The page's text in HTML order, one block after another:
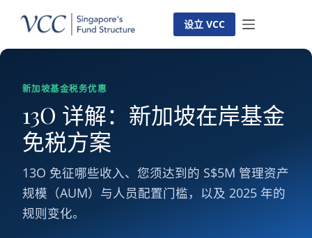
容
设立 VCC
新加坡基金税务优惠
13O 详解：新加坡在岸基金
免税方案
13O 免征哪些收入、您须达到的 S$5M 管理资产
规模（AUM）与人员配置门槛，以及 2025 年的
规则变化。